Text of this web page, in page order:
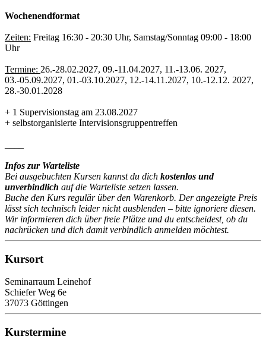
Wochenendformat
Zeiten: Freitag 16:30 - 20:30 Uhr, Samstag/Sonntag 09:00 - 18:00
Uhr
Termine: 26.-28.02.2027, 09.-11.04.2027, 11.-13.06. 2027,
03.-05.09.2027, 01.-03.10.2027, 12.-14.11.2027, 10.-12.12. 2027,
28.-30.01.2028
+ 1 Supervisionstag am 23.08.2027
+ selbstorganisierte Intervisionsgruppentreffen
Infos zur Warteliste
Bei ausgebuchten Kursen kannst du dich kostenlos und
unverbindlich auf die Warteliste setzen lassen.
Buche den Kurs regulär über den Warenkorb. Der angezeigte Preis
lässt sich technisch leider nicht ausblenden – bitte ignoriere diesen.
Wir informieren dich über freie Plätze und du entscheidest, ob du
nachrücken und dich damit verbindlich anmelden möchtest.
Kursort
Seminarraum Leinehof
Schiefer Weg 6e
37073 Göttingen
Kurstermine